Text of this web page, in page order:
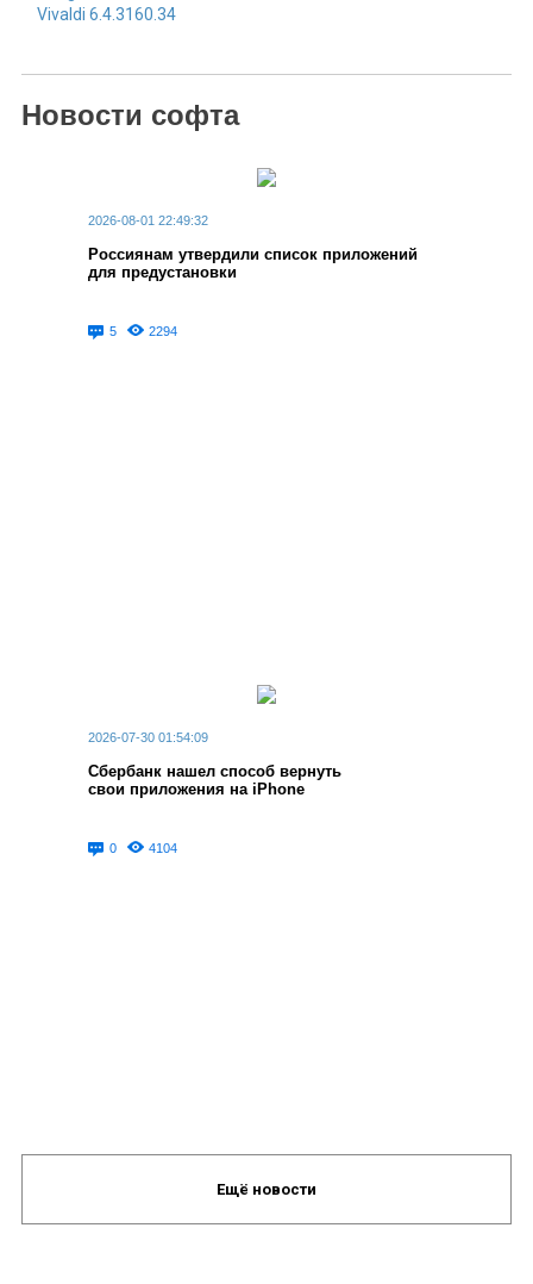
Vivaldi 6.4.3160.34
Новости софта
2026-08-01 22:49:32
Россиянам утвердили список приложений
для предустановки
5 2294
2026-07-30 01:54:09
Сбербанк нашел способ вернуть
свои приложения на iPhone
0 4104
Ещё новости